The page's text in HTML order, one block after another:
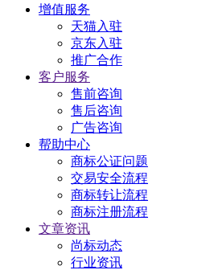
增值服务
天猫入驻
京东入驻
推广合作
客户服务
售前咨询
售后咨询
广告咨询
帮助中心
商标公证问题
交易安全流程
商标转让流程
商标注册流程
文章资讯
尚标动态
行业资讯